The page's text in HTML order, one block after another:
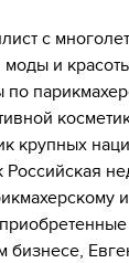
с
моды и
крупных
Российская
бизнесе,